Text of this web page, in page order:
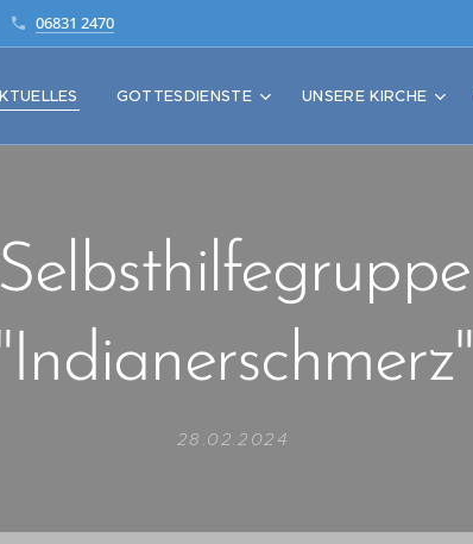
06831 2470
GOTTESDIENSTE UNSERE KIRCHE
Selbsthilfegruppe
28.02.2024